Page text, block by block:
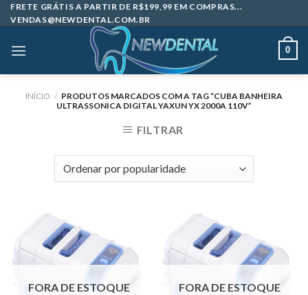
Skip
to
FRETE GRÁTIS A PARTIR DE R$199,99 EM COMPRAS...
VENDAS@NEWDENTAL.COM.BR
0
INÍCIO / PRODUTOS MARCADOS COM A TAG “CUBA BANHEIRA
ULTRASSONICA DIGITAL YAXUN YX 2000A 110V”
FILTRAR
FORA DE ESTOQUE FORA DE ESTOQUE